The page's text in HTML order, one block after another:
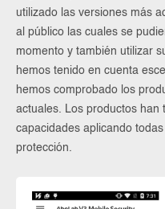
utilizado las versiones más
al público las cuales se
momento y también utilizar
hemos tenido en cuenta
hemos comprobado los
actuales. Los productos han
capacidades aplicando
protección.